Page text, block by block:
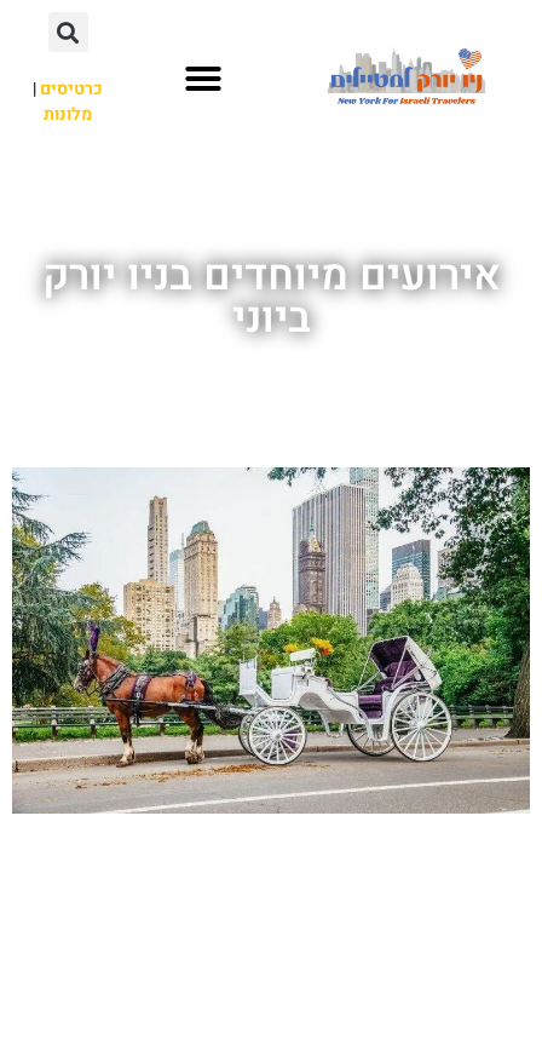
כרטיסים|
מלונות
אירועים מיוחדים בניו יורק
ביוני